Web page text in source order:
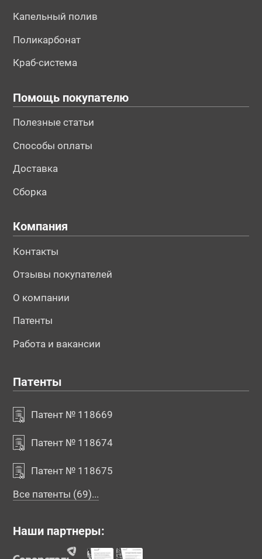
Капельный полив
Поликарбонат
Краб-система
Помощь покупателю
Полезные статьи
Способы оплаты
Доставка
Сборка
Компания
Контакты
Отзывы покупателей
О компании
Патенты
Работа и вакансии
Патенты
Патент № 118669
Патент № 118674
Патент № 118675
Все патенты (69)...
Наши партнеры: